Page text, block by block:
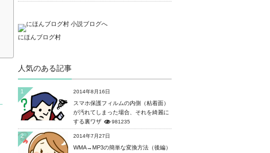
にほんブログ村
人気のある記事
1 2014年8月16日
スマホ保護フィルムの内側（粘着面）
が汚れてしまった場合、それを綺麗に
する裏ワザ
981235
2 2014年7月27日
WMA→MP3の簡単な変換方法（後編）